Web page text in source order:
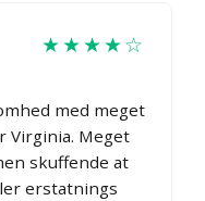
★★★★☆
med meget
Meget
skuffende at
erstatnings